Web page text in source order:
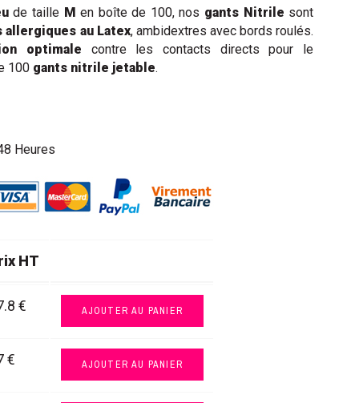
de tailleM en boîte de 100, nos gants Nitrile sont
au Latex, ambidextres avec bords roulés.
optimale contre les contacts directs pour le
100 gants nitrile jetable.
Heures
HT
€ AJOUTER AU PANIER
€ AJOUTER AU PANIER